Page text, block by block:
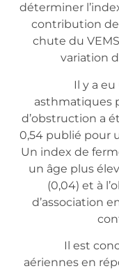
déterminer
contribution de
chute du
variation
Il y a eu
asthmatiques
d’obstruction a
0,54 publié pour
Un index de
un âge plus
(0,04) et à
d’association
Il est conclu
aériennes en